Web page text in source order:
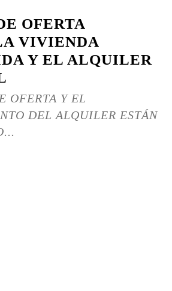
OFERTA
VIVIENDA
Y EL ALQUILER
OFERTA Y EL
DEL ALQUILER ESTÁN